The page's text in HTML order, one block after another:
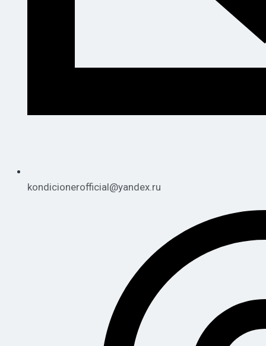
kondicionerofficial@yandex.ru